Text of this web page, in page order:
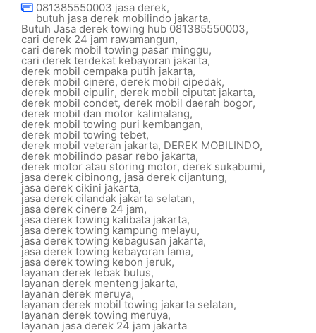
081385550003 jasa derek,
butuh jasa derek mobilindo jakarta,
Butuh Jasa derek towing hub 081385550003,
cari derek 24 jam rawamangun,
cari derek mobil towing pasar minggu,
cari derek terdekat kebayoran jakarta,
derek mobil cempaka putih jakarta,
derek mobil cinere, derek mobil cipedak,
derek mobil cipulir, derek mobil ciputat jakarta,
derek mobil condet, derek mobil daerah bogor,
derek mobil dan motor kalimalang,
derek mobil towing puri kembangan,
derek mobil towing tebet,
derek mobil veteran jakarta, DEREK MOBILINDO,
derek mobilindo pasar rebo jakarta,
derek motor atau storing motor, derek sukabumi,
jasa derek cibinong, jasa derek cijantung,
jasa derek cikini jakarta,
jasa derek cilandak jakarta selatan,
jasa derek cinere 24 jam,
jasa derek towing kalibata jakarta,
jasa derek towing kampung melayu,
jasa derek towing kebagusan jakarta,
jasa derek towing kebayoran lama,
jasa derek towing kebon jeruk,
layanan derek lebak bulus,
layanan derek menteng jakarta,
layanan derek meruya,
layanan derek mobil towing jakarta selatan,
layanan derek towing meruya,
layanan jasa derek 24 jam jakarta